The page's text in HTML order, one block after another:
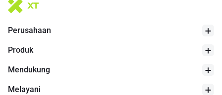
Perusahaan
Produk
Mendukung
Melayani